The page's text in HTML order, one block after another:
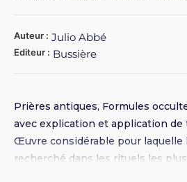
Auteur : Julio Abbé
Editeur : Bussière
Prières antiques, Formules
avec explication et application de
Œuvre considérable pour laquelle
recherché dans les rituels les